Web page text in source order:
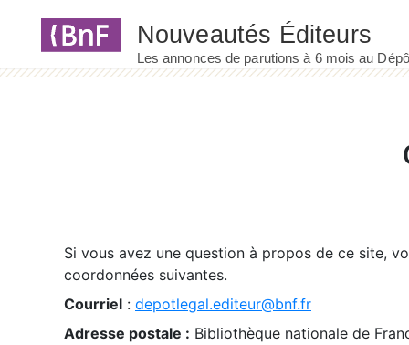
Si vous avez une question à propos de ce site,
coordonnées suivantes.
Courriel : depotlegal.editeur@bnf.fr
Adresse postale : Bibliothèque nationale de